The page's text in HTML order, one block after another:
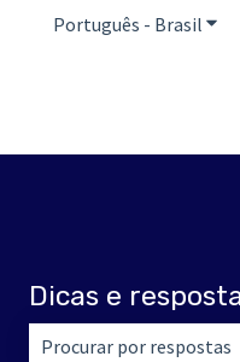
Português - Brasil
Dicas e